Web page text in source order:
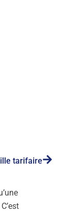
tarifaire